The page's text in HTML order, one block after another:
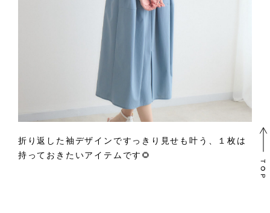
折り返した袖デザインですっきり見せも叶う、１枚は
持っておきたいアイテムです🌻